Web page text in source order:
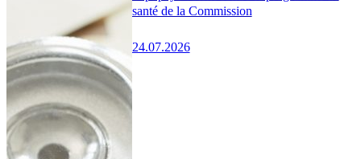
santé de la Commission
24.07.2026